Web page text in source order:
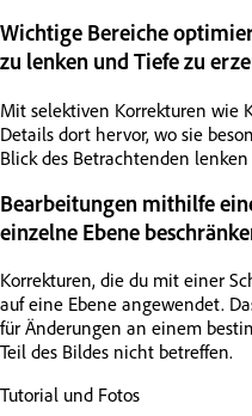
Wichtige Bereiche
zu lenken und Tiefe zu
Mit selektiven Korrekturen wie
Details dort hervor, wo sie
Blick des Betrachtenden
Bearbeitungen mithilfe
einzelne Ebene
Korrekturen, die du mit einer
auf eine Ebene angewendet.
für Änderungen an einem
Teil des Bildes nicht betreffen.
Tutorial und Fotos